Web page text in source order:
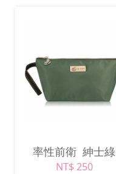
率性前衛 紳士綠
NT$ 250